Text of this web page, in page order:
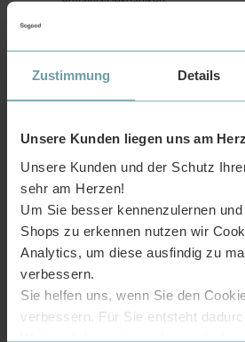
Zustimmung Details
Unsere Kunden liegen uns am
Unsere Kunden und der Schutz
sehr am Herzen!
Um Sie besser kennenzulernen
Shops zu erkennen nutzen wir
Analytics, um diese ausfindig zu
verbessern.
Sie helfen uns, wenn Sie den
verbessern. Für Sie entsteht
Lieferung nach Deutschland,
während unserer Öffnungszeiten
EINFACHE MONTAGE